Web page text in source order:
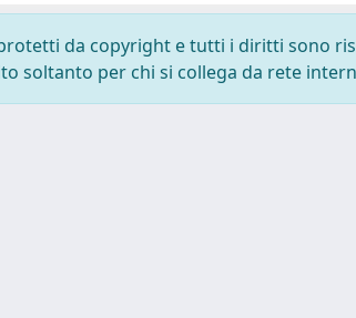
da copyright e tutti i diritti sono
soltanto per chi si collega da rete